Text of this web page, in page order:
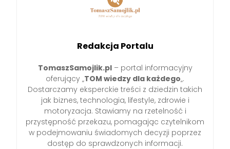
Redakcja Portalu
TomaszSamojlik.pl– portal informacyjny
oferujący „TOM wiedzy dla każdego„.
Dostarczamy eksperckie treści z dziedzin takich
jak biznes, technologia, lifestyle, zdrowie i
motoryzacja. Stawiamy na rzetelność i
przystępność przekazu, pomagając czytelnikom
w podejmowaniu świadomych decyzji poprzez
dostęp do sprawdzonych informacji.